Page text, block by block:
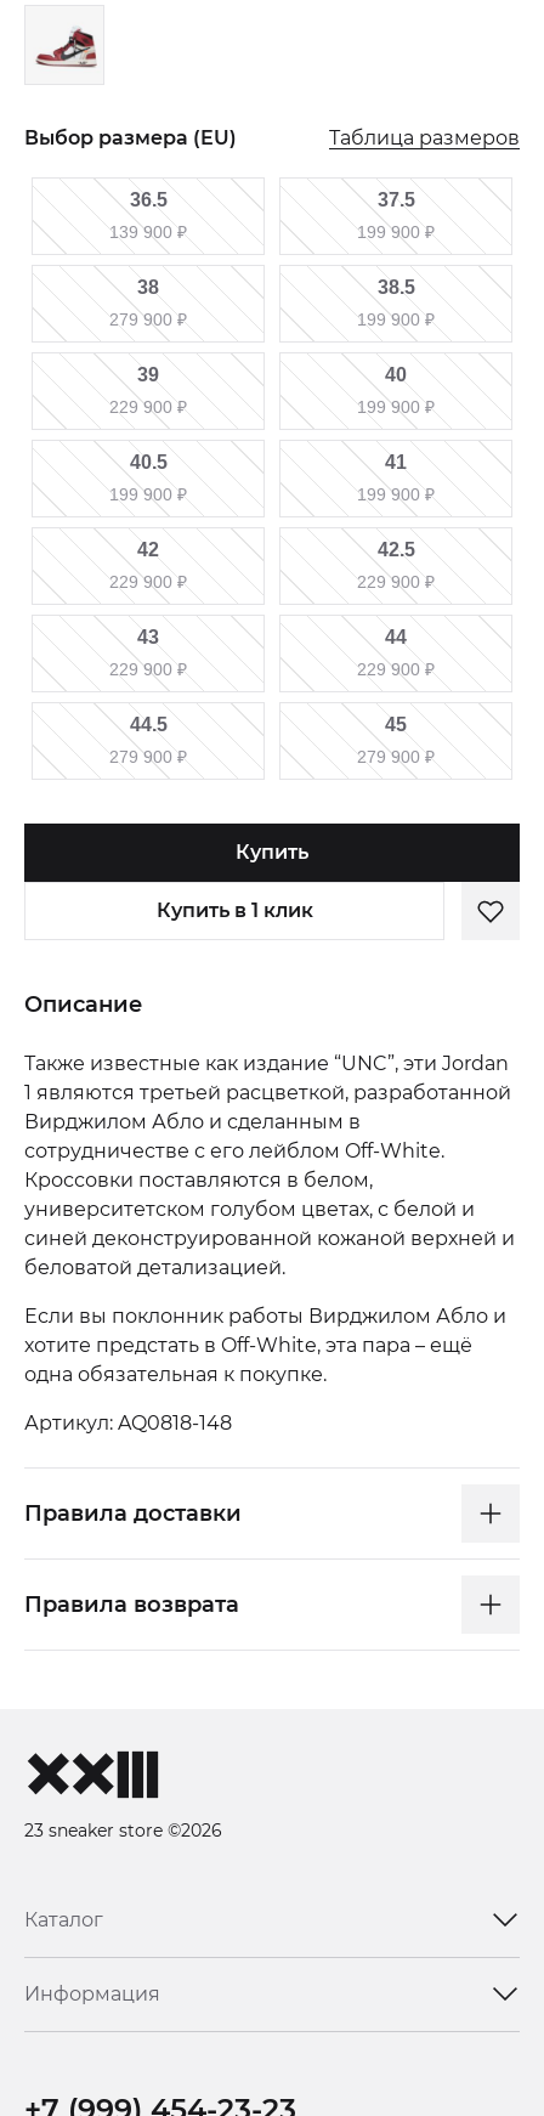
Выбор размера (EU) Таблица размеров
36.5
139 900₽
37.5
199 900₽
38
279 900₽
38.5
199 900₽
39
229 900₽
40
199 900₽
40.5
199 900₽
41
199 900₽
42
229 900₽
42.5
229 900₽
43
229 900₽
44
229 900₽
44.5
279 900₽
45
279 900₽
Купить
Купить в 1 клик
Описание
Также известные как издание “UNC”, эти Jordan
1 являются третьей расцветкой, разработанной
Вирджилом Абло и сделанным в
сотрудничестве с его лейблом Off-White.
Кроссовки поставляются в белом,
университетском голубом цветах, с белой и
синей деконструированной кожаной верхней и
беловатой детализацией.
Если вы поклонник работы Вирджилом Абло и
хотите предстать в Off-White, эта пара – ещё
одна обязательная к покупке.
Артикул: AQ0818-148
Правила доставки
Правила возврата
23 sneaker store ©2026
Каталог
Информация